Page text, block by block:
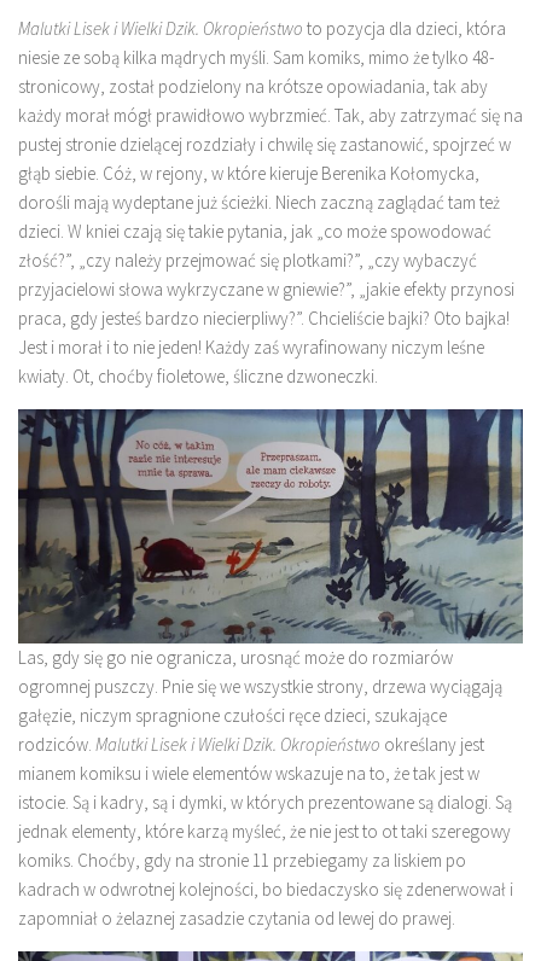
Malutki Lisek i Wielki Dzik. Okropieństwo to pozycja dla dzieci, która
niesie ze sobą kilka mądrych myśli. Sam komiks, mimo że tylko 48-
stronicowy, został podzielony na krótsze opowiadania, tak aby
każdy morał mógł prawidłowo wybrzmieć. Tak, aby zatrzymać się na
pustej stronie dzielącej rozdziały i chwilę się zastanowić, spojrzeć w
głąb siebie. Cóż, w rejony, w które kieruje Berenika Kołomycka,
dorośli mają wydeptane już ścieżki. Niech zaczną zaglądać tam też
dzieci. W kniei czają się takie pytania, jak „co może spowodować
złość?”, „czy należy przejmować się plotkami?”, „czy wybaczyć
przyjacielowi słowa wykrzyczane w gniewie?”, „jakie efekty przynosi
praca, gdy jesteś bardzo niecierpliwy?”. Chcieliście bajki? Oto bajka!
Jest i morał i to nie jeden! Każdy zaś wyrafinowany niczym leśne
kwiaty. Ot, choćby fioletowe, śliczne dzwoneczki.
Las, gdy się go nie ogranicza, urosnąć może do rozmiarów
ogromnej puszczy. Pnie się we wszystkie strony, drzewa wyciągają
gałęzie, niczym spragnione czułości ręce dzieci, szukające
rodziców. Malutki Lisek i Wielki Dzik. Okropieństwo określany jest
mianem komiksu i wiele elementów wskazuje na to, że tak jest w
istocie. Są i kadry, są i dymki, w których prezentowane są dialogi. Są
jednak elementy, które karzą myśleć, że nie jest to ot taki szeregowy
komiks. Choćby, gdy na stronie 11 przebiegamy za liskiem po
kadrach w odwrotnej kolejności, bo biedaczysko się zdenerwował i
zapomniał o żelaznej zasadzie czytania od lewej do prawej.